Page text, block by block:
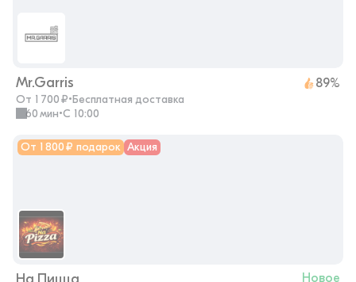
Mr.Garris 89%
От 1 700 ₽•Бесплатная доставка
60 мин• с 10:00
От 1 800 ₽ подарок Акция
Новое